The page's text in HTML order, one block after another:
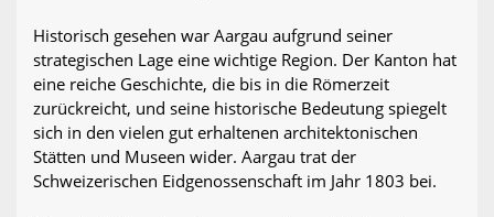
Historisch gesehen war Aargau aufgrund seiner
strategischen Lage eine wichtige Region. Der Kanton hat
eine reiche Geschichte, die bis in die Römerzeit
zurückreicht, und seine historische Bedeutung spiegelt
sich in den vielen gut erhaltenen architektonischen
Stätten und Museen wider. Aargau trat der
Schweizerischen Eidgenossenschaft im Jahr 1803 bei.